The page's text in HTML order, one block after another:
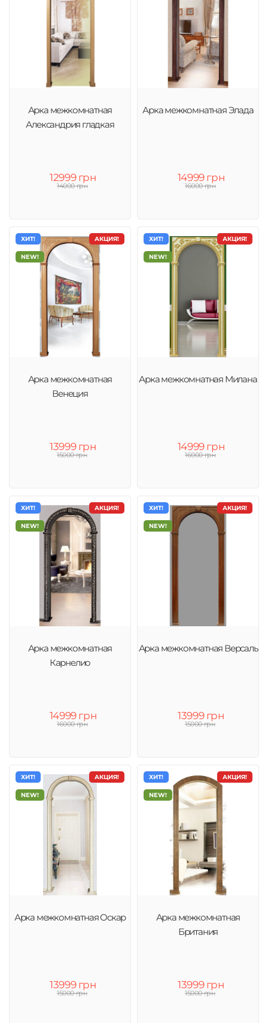
Арка межкомнатная
Александрия гладкая
12999 грн
14000 грн
Арка межкомнатная Элада
14999 грн
16000 грн
АКЦИЯ!
ХИТ!
NEW!
Арка межкомнатная
Венеция
13999 грн
15000 грн
АКЦИЯ!
ХИТ!
NEW!
Арка межкомнатная Милана
14999 грн
16000 грн
АКЦИЯ!
ХИТ!
NEW!
Арка межкомнатная
Карнелио
14999 грн
16000 грн
АКЦИЯ!
ХИТ!
NEW!
Арка межкомнатная Версаль
13999 грн
15000 грн
АКЦИЯ!
ХИТ!
NEW!
Арка межкомнатная Оскар
13999 грн
15000 грн
АКЦИЯ!
ХИТ!
NEW!
Арка межкомнатная
Британия
13999 грн
15000 грн